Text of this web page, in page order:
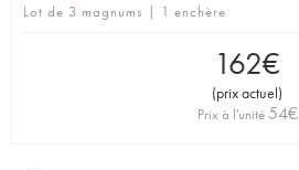
Lot de 3 magnums | 1 enchère
162€
(prix actuel)
Prix à l'unité 54€